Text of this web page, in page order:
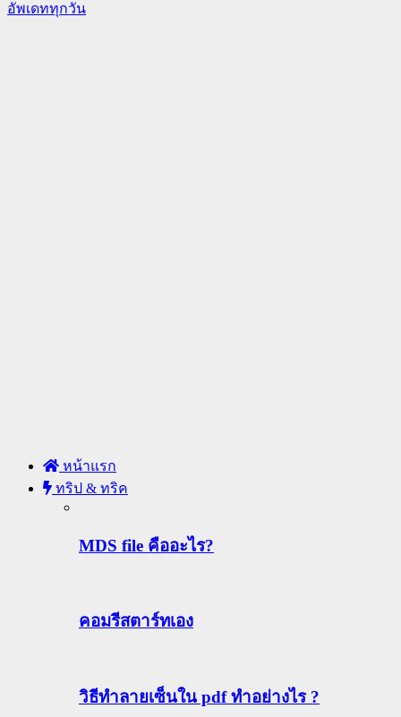
อัพเดททุกวัน
หน้าแรก
ทริป & ทริค
MDS file คืออะไร?
คอมรีสตาร์ทเอง
วิธีทําลายเซ็นใน pdf ทำอย่างไร ?